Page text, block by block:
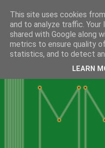
This site uses cookies
and to analyze traffic. Your
shared with Google along
metrics to ensure quality
statistics, and to detect
LEARN